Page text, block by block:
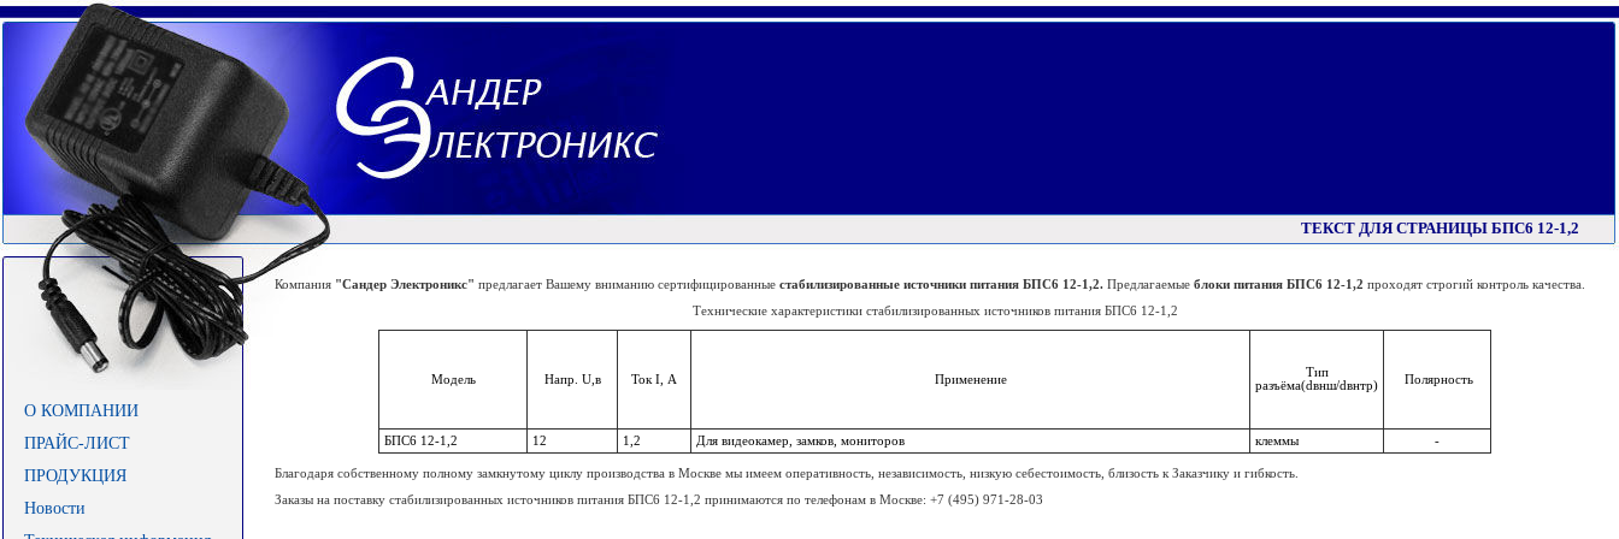
ТЕКСТ ДЛЯ СТРАНИЦЫ БПС6 12-1,2
О КОМПАНИИ
ПРАЙС-ЛИСТ
ПРОДУКЦИЯ
Новости
Компания "Сандер Электроникс" предлагает Вашему вниманию сертифицированные cтабилизированные источники питания БПС6 12-1,2. Предлагаемые блоки питания БПС6 12-1,2 проходят строгий контроль качества.
Технические характеристики стабилизированных источников питания БПС6 12-1,2
Модель Напр. U,в Ток I, А Применение
Тип
разъёма(dвнш/dвнтр)
Полярность
БПС6 12-1,2 12 1,2 Для видеокамер, замков, мониторов клеммы -
Благодаря собственному полному замкнутому циклу производства в Москве мы имеем оперативность, независимость, низкую себестоимость, близость к Заказчику и гибкость.
Заказы на поставку стабилизированных источников питания БПС6 12-1,2 принимаются по телефонам в Москве: +7 (495) 971-28-03